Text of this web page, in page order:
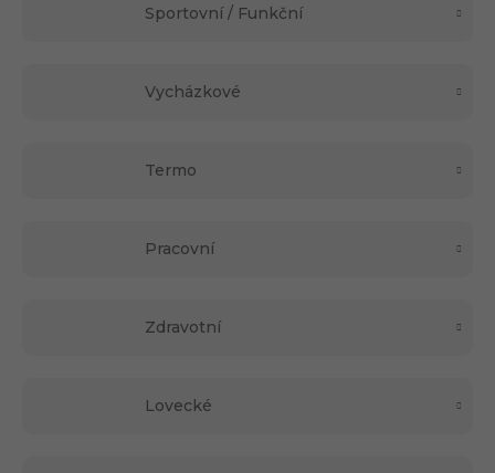
Sportovní / Funkční
Vycházkové
Termo
Pracovní
Zdravotní
Lovecké